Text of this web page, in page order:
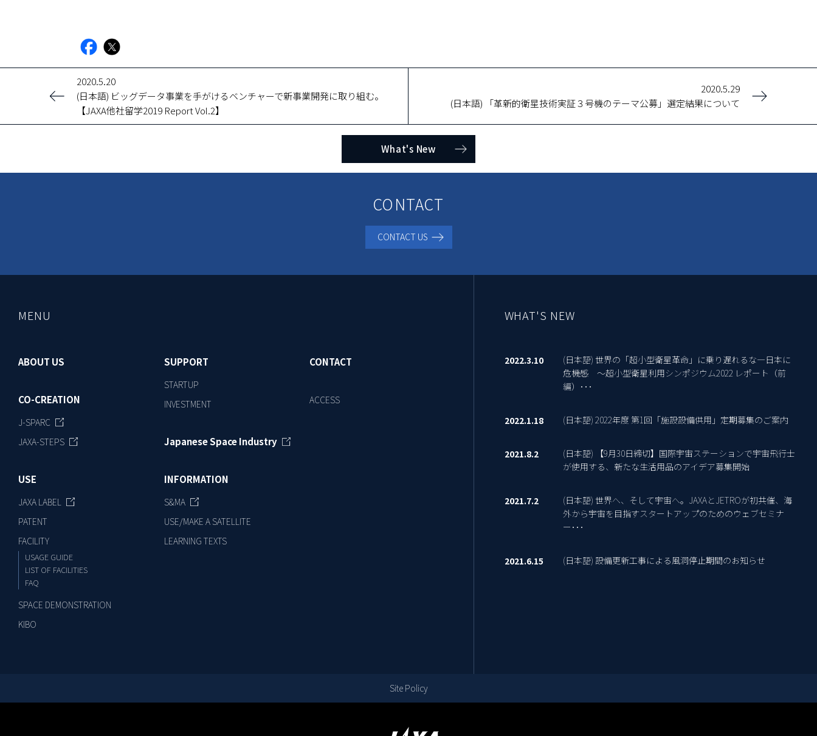
facebook
2020.5.20
(日本語) ビッグデータ事業を手がけるベンチャーで新事業開発に取り組む。
【JAXA他社留学2019 Report Vol.2】
2020.5.29
(日本語) 「革新的衛星技術実証３号機のテーマ公募」選定結果について
What's New
CONTACT
CONTACT US
MENU
ABOUT US
CO-CREATION
J-SPARC
JAXA-STEPS
USE
JAXA LABEL
PATENT
FACILITY
USAGE GUIDE
LIST OF FACILITIES
FAQ
SPACE DEMONSTRATION
KIBO
SUPPORT
STARTUP
INVESTMENT
Japanese Space Industry
INFORMATION
S&MA
USE/MAKE A SATELLITE
LEARNING TEXTS
CONTACT
ACCESS
WHAT'S NEW
2022.3.10
(日本語) 世界の「超小型衛星革命」に乗り遅れるな―日本に
危機感 ～超小型衛星利用シンポジウム2022 レポート（前
編）･･･
2022.1.18 (日本語) 2022年度 第1回「施設設備供用」定期募集のご案内
2021.8.2
(日本語) 【9月30日締切】国際宇宙ステーションで宇宙飛行士
が使用する、新たな生活用品のアイデア募集開始
2021.7.2
(日本語) 世界へ、そして宇宙へ。JAXAとJETROが初共催、海
外から宇宙を目指すスタートアップのためのウェブセミナ
ー･･･
2021.6.15 (日本語) 設備更新工事による風洞停止期間のお知らせ
Site Policy